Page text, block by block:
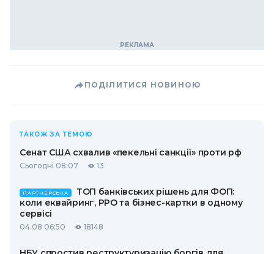
ПОДІЛИТИСЯ НОВИНОЮ
ТАКОЖ ЗА ТЕМОЮ
Сенат США схвалив «пекельні санкції» проти рф
Сьогодні 08:07 13
ПАРТНЕРСЬКА
ТОП банківських рішень для ФОП:
коли еквайринг, РРО та бізнес-картки в одному
сервісі
04.08 06:50 18148